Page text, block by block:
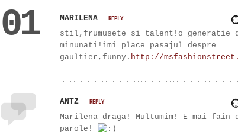
01 MARILENA REPLY
stil,frumusete si talent!o generatie
minunati!imi place pasajul despre
gaultier,funny. http://
ANTZ REPLY
Marilena draga! Multumim! E mai fain
parole!